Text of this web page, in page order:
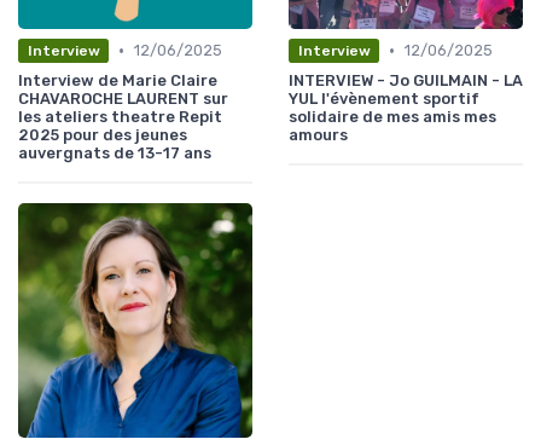
Interview • 12/06/2025
Interview de Marie Claire
CHAVAROCHE LAURENT sur
les ateliers theatre Repit
2025 pour des jeunes
auvergnats de 13-17 ans
Interview • 12/06/2025
INTERVIEW - Jo GUILMAIN - LA
YUL l'évènement sportif
solidaire de mes amis mes
amours